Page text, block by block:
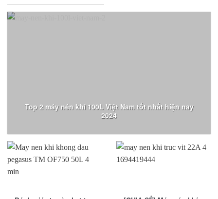
Top 2 máy nén khí 100L Việt Nam tốt nhất hiện nay
2024